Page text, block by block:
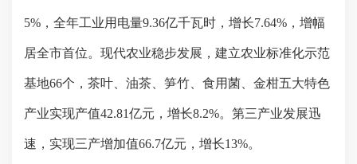
5% ，全年工业用电量9.36亿千瓦时，增长7.64% ，增幅
居全市首位。现代农业稳步发展，建立农业标准化示范
基地66个，茶叶、油茶、笋竹、食用菌、金柑五大特色
产业实现产值42.81亿元，增长8.2%。第三产业发展迅
速，实现三产增加值66.7亿元，增长13%。